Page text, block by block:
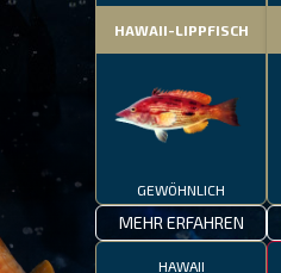
HAWAII-LIPPFISCH
GEWÖHNLICH
MEHR ERFAHREN
HAWAII